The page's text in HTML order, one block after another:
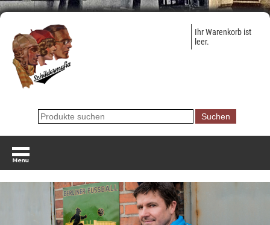
Ihr Warenkorb ist
leer.